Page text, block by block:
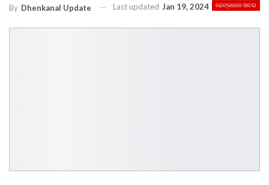
ଢେଙ୍କାନାଳ ଖବର
By Dhenkanal Update Last updated Jan 19, 2024